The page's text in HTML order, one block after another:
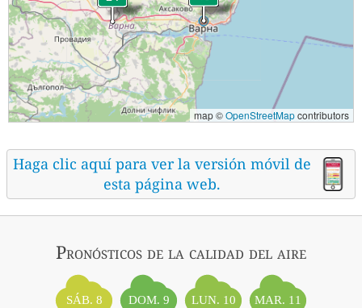
map ©OpenStreetMapcontributors
Haga clic aquí para ver la versión móvil de
esta página web.
Pronósticos de la calidad del aire
SÁB. 8 DOM. 9 LUN. 10 MAR. 11